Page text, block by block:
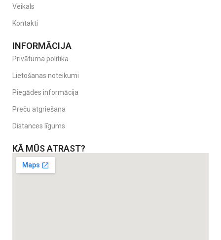
Veikals
Kontakti
INFORMĀCIJA
Privātuma politika
Lietošanas noteikumi
Piegādes informācija
Preču atgriešana
Distances līgums
KĀ MŪS ATRAST?